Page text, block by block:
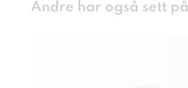
Andre har også sett på